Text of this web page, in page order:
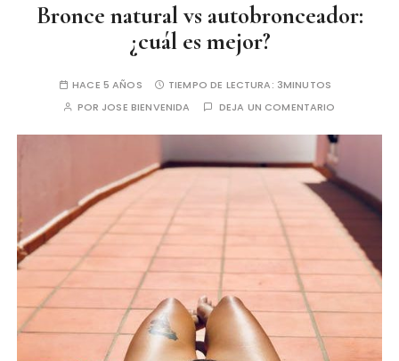
Bronce natural vs autobronceador:
¿cuál es mejor?
HACE 5 AÑOS TIEMPO DE LECTURA: 3MINUTOS
POR JOSE BIENVENIDA DEJA UN COMENTARIO